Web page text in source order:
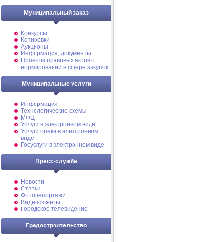
Муниципальный заказ
Конкурсы
Котировки
Аукционы
Информация, документы
Проекты правовых актов о
нормировании в сфере закупок
Муниципальные услуги
Информация
Технологические схемы
МФЦ
Услуги в электронном виде
Услуги опеки в электронном
виде
Госуслуги в электронном виде
Пресс-служба
Новости
Статьи
Фоторепортажи
Видеосюжеты
Городское телевидение
Градостроительство